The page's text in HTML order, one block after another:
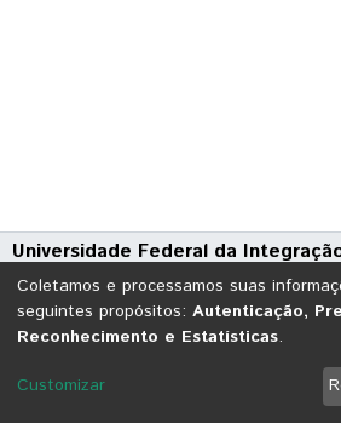
Universidade Federal da
UNILA
Avenida Tarquínio Joslin dos Santos,
CEP: 85870-650 | Foz do
DSpace software
copyright ©
Send
Coletamos e processamos suas
seguintes propósitos: Autenticação,
Reconhecimento e Estatísticas.
Customizar